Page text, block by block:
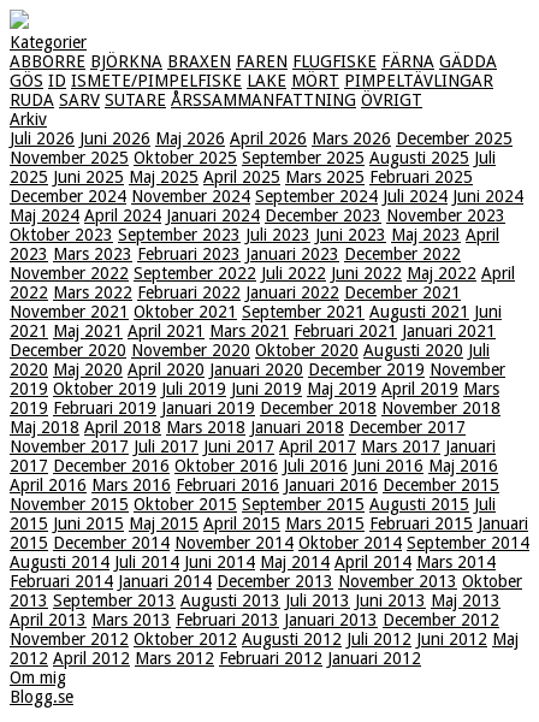
Kategorier
ABBORRE BJÖRKNA BRAXEN FAREN FLUGFISKE FÄRNA GÄDDA
GÖS ID ISMETE/PIMPELFISKE LAKE MÖRT PIMPELTÄVLINGAR
RUDA SARV SUTARE ÅRSSAMMANFATTNING ÖVRIGT
Arkiv
Juli 2026 Juni 2026 Maj 2026 April 2026 Mars 2026 December 2025
November 2025 Oktober 2025 September 2025 Augusti 2025 Juli
2025 Juni 2025 Maj 2025 April 2025 Mars 2025 Februari 2025
December 2024 November 2024 September 2024 Juli 2024 Juni 2024
Maj 2024 April 2024 Januari 2024 December 2023 November 2023
Oktober 2023 September 2023 Juli 2023 Juni 2023 Maj 2023 April
2023 Mars 2023 Februari 2023 Januari 2023 December 2022
November 2022 September 2022 Juli 2022 Juni 2022 Maj 2022 April
2022 Mars 2022 Februari 2022 Januari 2022 December 2021
November 2021 Oktober 2021 September 2021 Augusti 2021 Juni
2021 Maj 2021 April 2021 Mars 2021 Februari 2021 Januari 2021
December 2020 November 2020 Oktober 2020 Augusti 2020 Juli
2020 Maj 2020 April 2020 Januari 2020 December 2019 November
2019 Oktober 2019 Juli 2019 Juni 2019 Maj 2019 April 2019 Mars
2019 Februari 2019 Januari 2019 December 2018 November 2018
Maj 2018 April 2018 Mars 2018 Januari 2018 December 2017
November 2017 Juli 2017 Juni 2017 April 2017 Mars 2017 Januari
2017 December 2016 Oktober 2016 Juli 2016 Juni 2016 Maj 2016
April 2016 Mars 2016 Februari 2016 Januari 2016 December 2015
November 2015 Oktober 2015 September 2015 Augusti 2015 Juli
2015 Juni 2015 Maj 2015 April 2015 Mars 2015 Februari 2015 Januari
2015 December 2014 November 2014 Oktober 2014 September 2014
Augusti 2014 Juli 2014 Juni 2014 Maj 2014 April 2014 Mars 2014
Februari 2014 Januari 2014 December 2013 November 2013 Oktober
2013 September 2013 Augusti 2013 Juli 2013 Juni 2013 Maj 2013
April 2013 Mars 2013 Februari 2013 Januari 2013 December 2012
November 2012 Oktober 2012 Augusti 2012 Juli 2012 Juni 2012 Maj
2012 April 2012 Mars 2012 Februari 2012 Januari 2012
Om mig
Blogg.se